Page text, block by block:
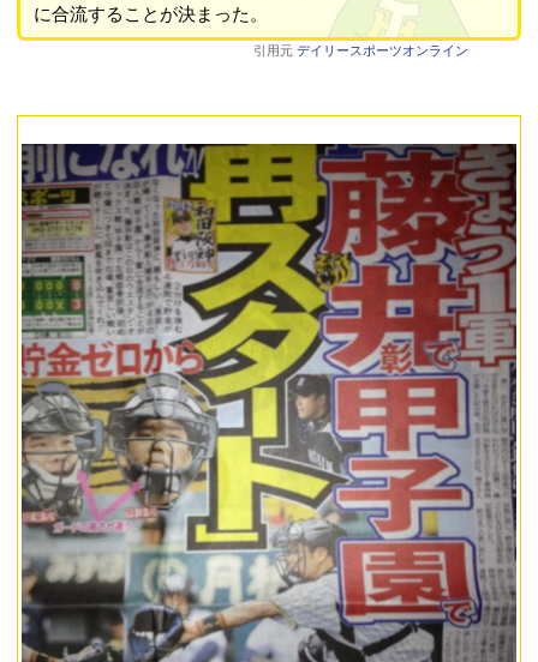
に合流することが決まった。
引用元 デイリースポーツオンライン